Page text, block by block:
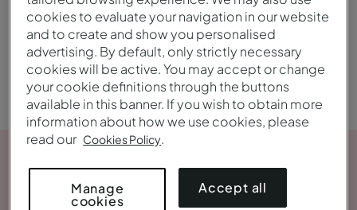
Histoire
cookies to evaluate your navigation in our website
and to create and show you personalised
advertising. By default, only strictly necessary
cookies will be active. You may accept or change
your cookie definitions through the buttons
available in this banner. If you wish to obtain more
information about how we use cookies, please
read our Cookies Policy.
Accept all
Manage
cookies